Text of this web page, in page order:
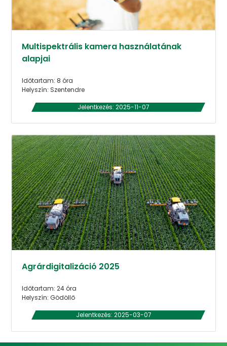
Multispektrális kamera használatának
alapjai
Időtartam: 8 óra
Helyszín: Szentendre
Jelentkezés: 2025-11-07
Agrárdigitalizáció 2025
Időtartam: 24 óra
Helyszín: Gödöllő
Jelentkezés: 2025-03-07